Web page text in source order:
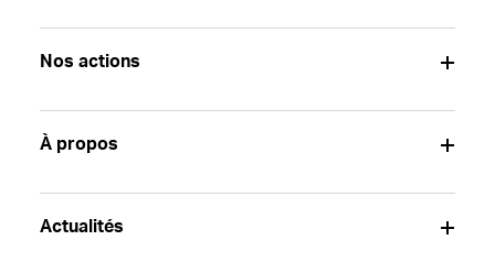
Nos actions
À propos
Actualités